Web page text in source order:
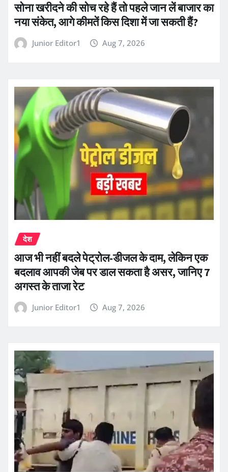
सोना खरीदने की सोच रहे हैं तो पहले जान लें बाजार का
नया संकेत, आगे कीमतें किस दिशा में जा सकती हैं?
Junior Editor1 Aug 7, 2026
देश
आज भी नहीं बदले पेट्रोल-डीजल के दाम, लेकिन एक
बदलाव आपकी जेब पर डाल सकता है असर, जानिए 7
अगस्त के ताजा रेट
Junior Editor1 Aug 7, 2026